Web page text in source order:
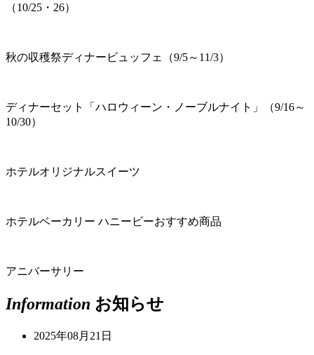
（10/25・26）
秋の収穫祭ディナービュッフェ（9/5～11/3）
ディナーセット「ハロウィーン・ノーブルナイト」（9/16～
10/30）
ホテルオリジナルスイーツ
ホテルベーカリー ハニービーおすすめ商品
アニバーサリー
Information お知らせ
2025年08月21日